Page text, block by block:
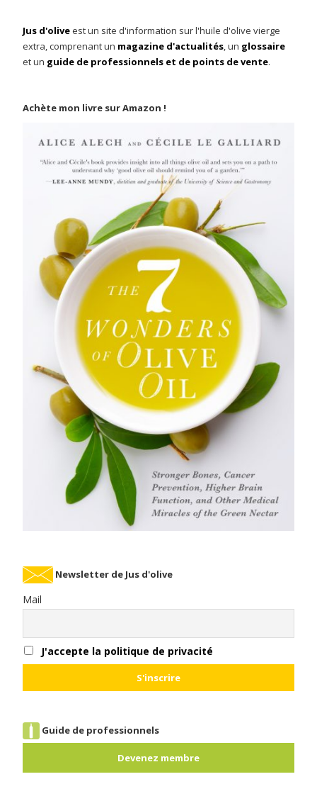
Jus d'oliveest un site d'information sur l'huile d'olive vierge
extra, comprenant un magazine d'actualités, un glossaire
et un guide de professionnels et de points de vente.
Achète mon livre sur Amazon !
Newsletter de Jus d'olive
Mail
J'accepte la politique de privacité
Guide de professionnels
Devenez membre